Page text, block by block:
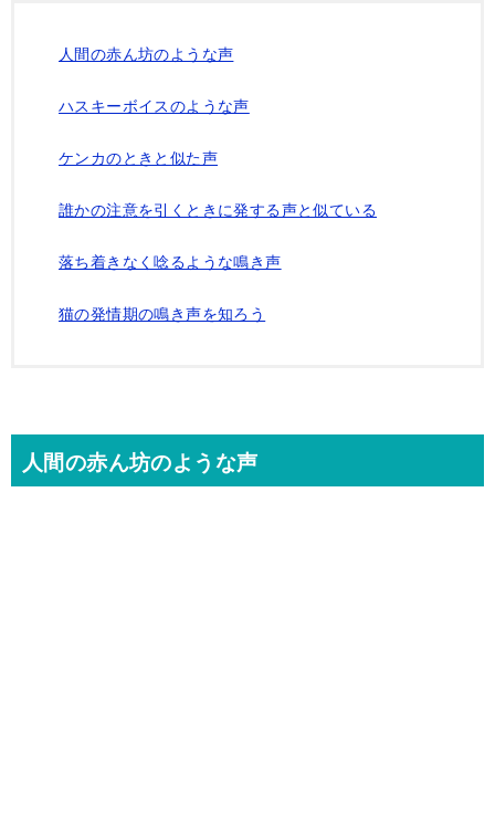
人間の赤ん坊のような声
ハスキーボイスのような声
ケンカのときと似た声
誰かの注意を引くときに発する声と似ている
落ち着きなく唸るような鳴き声
猫の発情期の鳴き声を知ろう
人間の赤ん坊のような声